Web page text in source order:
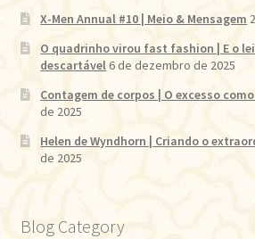
X-Men Annual #10 | Meio & Mensagem
O quadrinho virou fast fashion | E o
descartável 6 de dezembro de 2025
Contagem de corpos | O excesso
de 2025
Helen de Wyndhorn | Criando o
de 2025
Blog Category